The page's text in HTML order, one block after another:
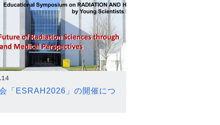
「ESRAH2026」の開催につ